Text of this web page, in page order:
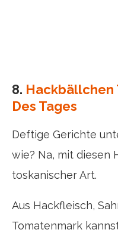
8. Hackbällchen
Des Tages
Deftige Gerichte
wie? Na, mit diesen
toskanischer Art.
Aus Hackfleisch,
Tomatenmark